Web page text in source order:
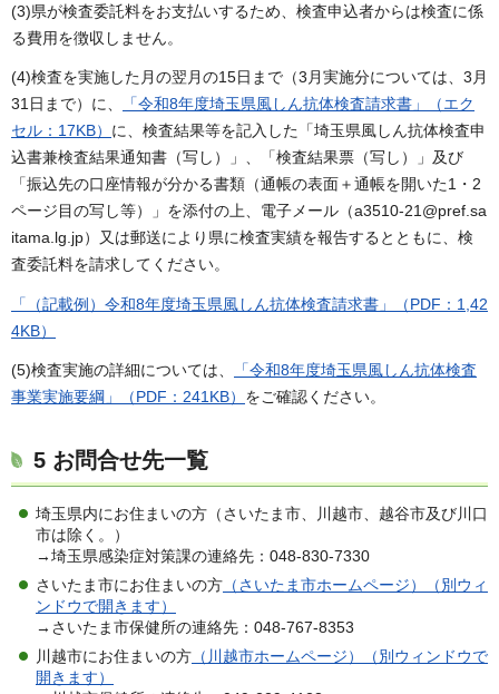
(3)県が検査委託料をお支払いするため、検査申込者からは検査に係
る費用を徴収しません。
(4)検査を実施した月の翌月の15日まで（3月実施分については、3月
31日まで）に、
「令和8年度埼玉県風しん抗体検査請求書」（エク
セル：17KB） に、検査結果等を記入した「埼玉県風しん抗体検査申
込書兼検査結果通知書（写し）」、「検査結果票（写し）」及び
「振込先の口座情報が分かる書類（通帳の表面＋通帳を開いた1・2
ページ目の写し等）」を添付の上、電子メール（a3510-21@pref.sa
itama.lg.jp）又は郵送により県に検査実績を報告するとともに、検
査委託料を請求してください。
「（記載例）令和8年度埼玉県風しん抗体検査請求書」（PDF：1,42
4KB）
(5)検査実施の詳細については、
「令和8年度埼玉県風しん抗体検査
事業実施要綱」（PDF：241KB） をご確認ください。
5 お問合せ先一覧
埼玉県内にお住まいの方（さいたま市、川越市、越谷市及び川口
市は除く。）
→埼玉県感染症対策課の連絡先：048-830-7330
さいたま市にお住まいの方 （さいたま市ホームページ）（別ウィ
ンドウで開きます）
→さいたま市保健所の連絡先：048-767-8353
川越市にお住まいの方 （川越市ホームページ）（別ウィンドウで
開きます）